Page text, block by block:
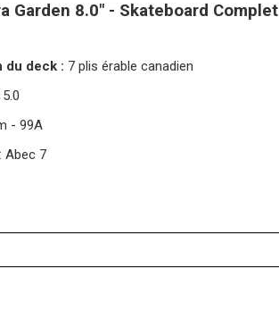
Garden 8.0" - Skateboard Complet
du deck : 7 plis érable canadien
- 99A
: Abec 7